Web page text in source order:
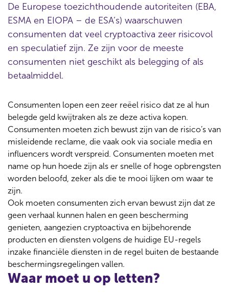
De Europese toezichthoudende autoriteiten (EBA,
ESMA en EIOPA – de ESA’s) waarschuwen
consumenten dat veel cryptoactiva zeer risicovol
en speculatief zijn. Ze zijn voor de meeste
consumenten niet geschikt als belegging of als
betaalmiddel.
Consumenten lopen een zeer reëel risico dat ze al hun
belegde geld kwijtraken als ze deze activa kopen.
Consumenten moeten zich bewust zijn van de risico’s van
misleidende reclame, die vaak ook via sociale media en
influencers wordt verspreid. Consumenten moeten met
name op hun hoede zijn als er snelle of hoge opbrengsten
worden beloofd, zeker als die te mooi lijken om waar te
zijn.
Ook moeten consumenten zich ervan bewust zijn dat ze
geen verhaal kunnen halen en geen bescherming
genieten, aangezien cryptoactiva en bijbehorende
producten en diensten volgens de huidige EU-regels
inzake financiële diensten in de regel buiten de bestaande
beschermingsregelingen vallen.
Waar moet u op letten?